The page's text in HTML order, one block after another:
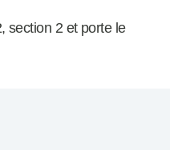
section 2 et porte le